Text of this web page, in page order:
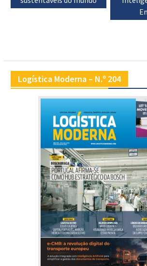
Logística Moderna – N.º 204